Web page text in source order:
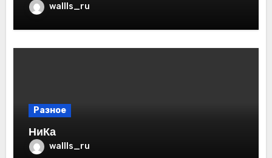
wallls_ru
Разное
НиКа
wallls_ru